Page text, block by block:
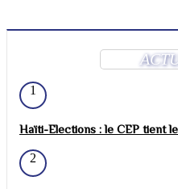
1
Haïti-Elections : le CEP tient
2